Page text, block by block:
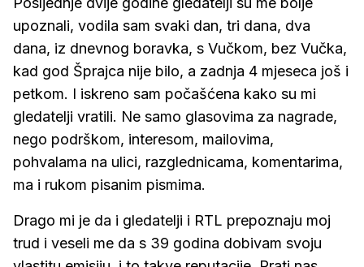
upoznali, vodila sam svaki dan, tri dana, dva
dana, iz dnevnog boravka, s Vučkom, bez Vučka,
kad god Šprajca nije bilo, a zadnja 4 mjeseca još i
petkom. I iskreno sam počašćena kako su mi
gledatelji vratili. Ne samo glasovima za nagrade,
nego podrškom, interesom, mailovima,
pohvalama na ulici, razglednicama, komentarima,
ma i rukom pisanim pismima.
Drago mi je da i gledatelji i RTL prepoznaju moj
trud i veseli me da s 39 godina dobivam svoju